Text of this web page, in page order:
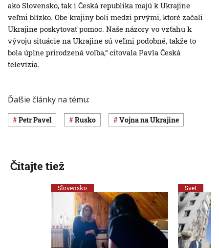
ako Slovensko, tak i Česká republika majú k Ukrajine
veľmi blízko. Obe krajiny boli medzi prvými, ktoré začali
Ukrajine poskytovať pomoc. Naše názory vo vzťahu k
vývoju situácie na Ukrajine sú veľmi podobné, takže to
bola úplne prirodzená voľba,“ citovala Pavla Česká
televízia.
Ďalšie články na tému:
Petr Pavel Rusko vojna na Ukrajine
Čítajte tiež
Slovensko Svet